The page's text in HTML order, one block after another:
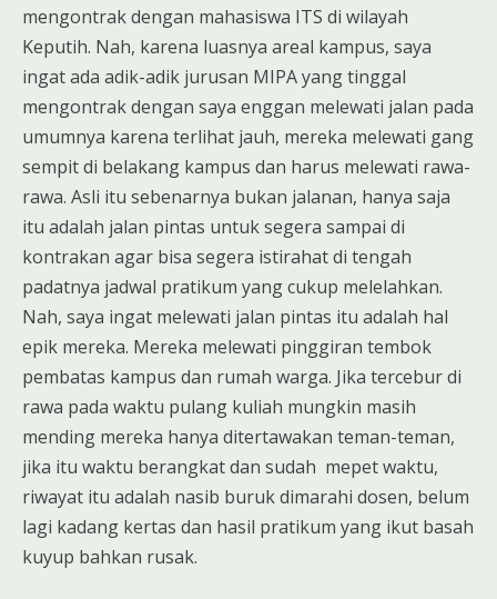
mengontrak dengan mahasiswa ITS di wilayah
Keputih. Nah, karena luasnya areal kampus, saya
ingat ada adik-adik jurusan MIPA yang tinggal
mengontrak dengan saya enggan melewati jalan pada
umumnya karena terlihat jauh, mereka melewati gang
sempit di belakang kampus dan harus melewati rawa-
rawa. Asli itu sebenarnya bukan jalanan, hanya saja
itu adalah jalan pintas untuk segera sampai di
kontrakan agar bisa segera istirahat di tengah
padatnya jadwal pratikum yang cukup melelahkan.
Nah, saya ingat melewati jalan pintas itu adalah hal
epik mereka. Mereka melewati pinggiran tembok
pembatas kampus dan rumah warga. Jika tercebur di
rawa pada waktu pulang kuliah mungkin masih
mending mereka hanya ditertawakan teman-teman,
jika itu waktu berangkat dan sudah mepet waktu,
riwayat itu adalah nasib buruk dimarahi dosen, belum
lagi kadang kertas dan hasil pratikum yang ikut basah
kuyup bahkan rusak.